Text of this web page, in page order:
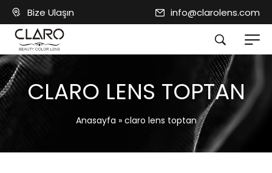
Bize Ulaşın info@clarolens.com
CLARO LENS TOPTAN
Anasayfa » claro lens toptan